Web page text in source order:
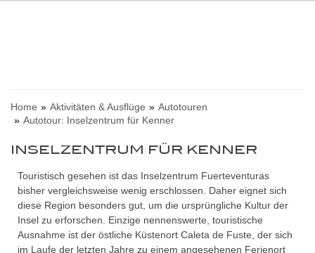
Home Aktivitäten & Ausflüge
Autotouren
Autotour: Inselzentrum für Kenner
INSELZENTRUM FÜR KENNER
Touristisch gesehen ist das Inselzentrum Fuerteventuras
bisher vergleichsweise wenig erschlossen. Daher eignet sich
diese Region besonders gut, um die ursprüngliche Kultur der
Insel zu erforschen. Einzige nennenswerte, touristische
Ausnahme ist der östliche Küstenort Caleta de Fuste, der sich
im Laufe der letzten Jahre zu einem angesehenen Ferienort